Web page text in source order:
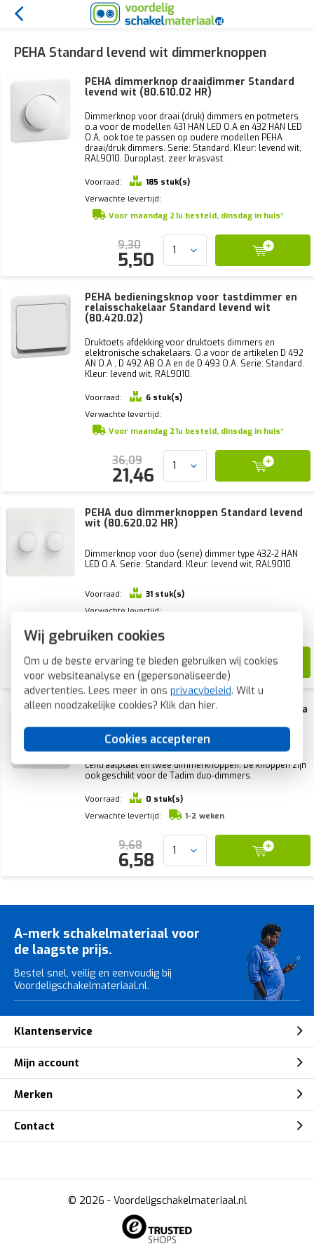
Wij gebruiken cookies
Om u de beste ervaring te bieden gebruiken wij cookies
voor websiteanalyse en (gepersonaliseerde)
advertenties. Lees meer in ons privacybeleid. Wilt u
alleen noodzakelijke cookies? Klik dan hier.
Cookies accepteren
PEHA Standard levend wit dimmerknoppen
PEHA dimmerknop draaidimmer Standard
levend wit (80.610.02 HR)
Dimmerknop voor draai (druk) dimmers en potmeters
o.a voor de modellen 431 HAN LED O.A en 432 HAN LED
O.A, ook toe te passen op oudere modellen PEHA
draai/druk dimmers. Serie: Standard. Kleur: levend wit,
RAL9010. Duroplast, zeer krasvast.
Voorraad:
185 stuk(s)
Verwachte levertijd:
Voor maandag 21u besteld, dinsdag in huis*
9,30
5,50
PEHA bedieningsknop voor tastdimmer en
relaisschakelaar Standard levend wit
(80.420.02)
Druktoets afdekking voor druktoets dimmers en
elektronische schakelaars. O.a voor de artikelen D 492
AN O.A , D 492 AB O.A en de D 493 O.A. Serie: Standard.
Kleur: levend wit, RAL9010.
Voorraad:
6 stuk(s)
Verwachte levertijd:
Voor maandag 21u besteld, dinsdag in huis*
36,09
21,46
PEHA duo dimmerknoppen Standard levend
wit (80.620.02 HR)
Dimmerknop voor duo (serie) dimmer type 432-2 HAN
LED O.A. Serie: Standard. Kleur: levend wit, RAL9010.
Voorraad:
31 stuk(s)
Verwachte levertijd:
Voor maandag 21u besteld, dinsdag in huis*
10,44
6,25
EcoDim duo dimmerknop passend voor Peha
Duo dimmerknop passend voor Peha Standard wit
glans, geleverd met enkelvoudig afdekraam een
centraalplaat en twee dimmerknoppen. De knoppen zijn
ook geschikt voor de Tadim duo-dimmers.
Voorraad:
0 stuk(s)
Verwachte levertijd:
1-2 weken
9,68
6,58
A-merk schakelmateriaal voor
de laagste prijs.
Bestel snel, veilig en eenvoudig bij
Voordeligschakelmateriaal.nl.
Klantenservice
Mijn account
Merken
Contact
© 2026 - Voordeligschakelmateriaal.nl